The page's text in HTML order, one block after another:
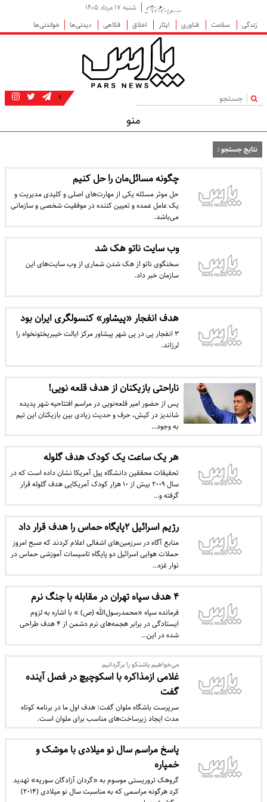
شنبه ۱۷ مرداد ۱۴۰۵
زندگی
سلامت فناوری ایثار اخلاق فکاهی دیدنی‌ها خواندنی‌ها
|
منو
نتایج جستجو :
چگونه مسائل‌مان را حل کنیم
حل موثر مسئله یکی از مهارت‌های اصلی و کلیدی مدیریت و
یک عامل عمده و تعیین کننده در موفقیت شخصی و سازمانی
می‌باشد.
وب سایت ناتو هک شد
سخنگوی ناتو از هک شدن شماری از وب سایت‌های این
سازمان خبر داد.
هدف انفجار «پیشاور» کنسولگری ایران بود
۳ انفجار پی در پی شهر پیشاور مرکز ایالت خیبر‌پختونخواه را
لرزاند.
ناراحتی بازیکنان از هدف قلعه نویی!
پس از حضور امیر قلعه‌نویی در مراسم افتتاحیه شهر پدیده
شاندیز در کیش، حرف و حدیث زیادی بین بازیکنان این تیم
به وجود…
هر یک ساعت یک کودک هدف گلوله
تحقیقات محققین دانشگاه ییل آمریکا نشان داده است که در
سال ۲۰۰۹ بیش از ۱۰ هزار کودک آمریکایی هدف گلوله قرار
گرفته و…
رژیم اسرائیل ۲پایگاه حماس را هدف قرار داد
منابع آگاه در سرزمین‌های اشغالی اعلام کردند که صبح امروز
حملات هوایی اسرائیل دو پایگاه تاسیسات آموزشی حماس در
نوار غزه…
۴ هدف سپاه تهران در مقابله با جنگ نرم
فرمانده سپاه «محمد‌رسول‌الله (ص) » با اشاره به لزوم
ایستادگی در برابر هجمه‌های نرم دشمن از ۴ هدف طراحی
شده در این…
می‌خواهیم پاشنکو را برگردانیم
غلامی ازمذاکره با اسکوچیچ در فصل آینده
گفت
سرپرست باشگاه ملوان گفت: هدف اول ما در برنامه کوتاه
مدت ایجاد زیرساخت‌های مناسب برای ملوان است.
پاسخ مراسم سال نو میلادی با موشک و
خمپاره
گروهک تروریستی موسوم به «گردان آزادگان سوریه» تهدید
کرد هرگونه مراسمی که به مناسبت سال نو میلادی (۲۰۱۴)